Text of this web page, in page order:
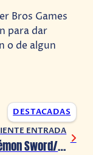
Bros Games
para dar
o de algun
DESTACADAS
ENTRADA
Pokémon Sword/Shield anuncia su pase de expansión